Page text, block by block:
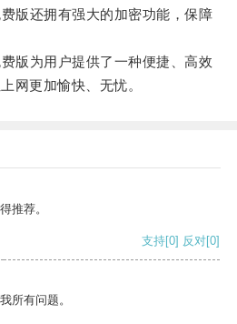
还拥有强大的加密功能，保障
为用户提供了一种便捷、高效
网更加愉快、无忧。
推荐。
支持[0] 反对[0]
所有问题。